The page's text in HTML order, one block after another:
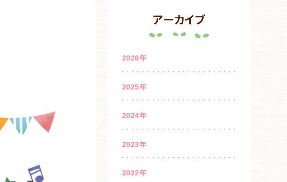
アーカイブ
2026年
2025年
2024年
2023年
2022年